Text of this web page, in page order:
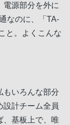
電源部分を外に
なのに、「TA-
と。よくこんな
もいろんな部分
設計チーム全員
、基板上で、唯